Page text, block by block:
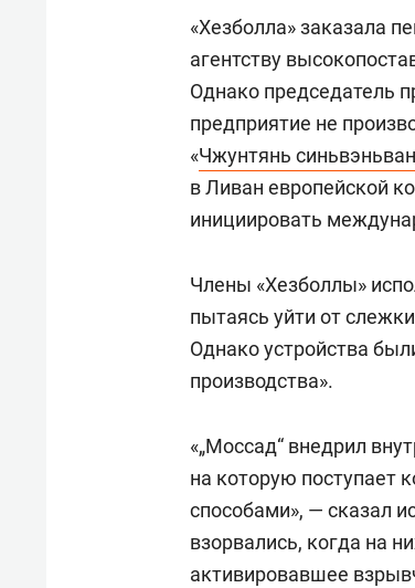
«Хезболла» заказала
агентству
Однако председатель
предприятие не
«Чжунтянь синьвэньван
в Ливан европейской
инициировать
Члены «Хезболлы»
пытаясь уйти от
Однако устройства
производства».
«„Моссад“ внедрил
на которую поступает
способами», — сказал
взорвались, когда на
активировавшее